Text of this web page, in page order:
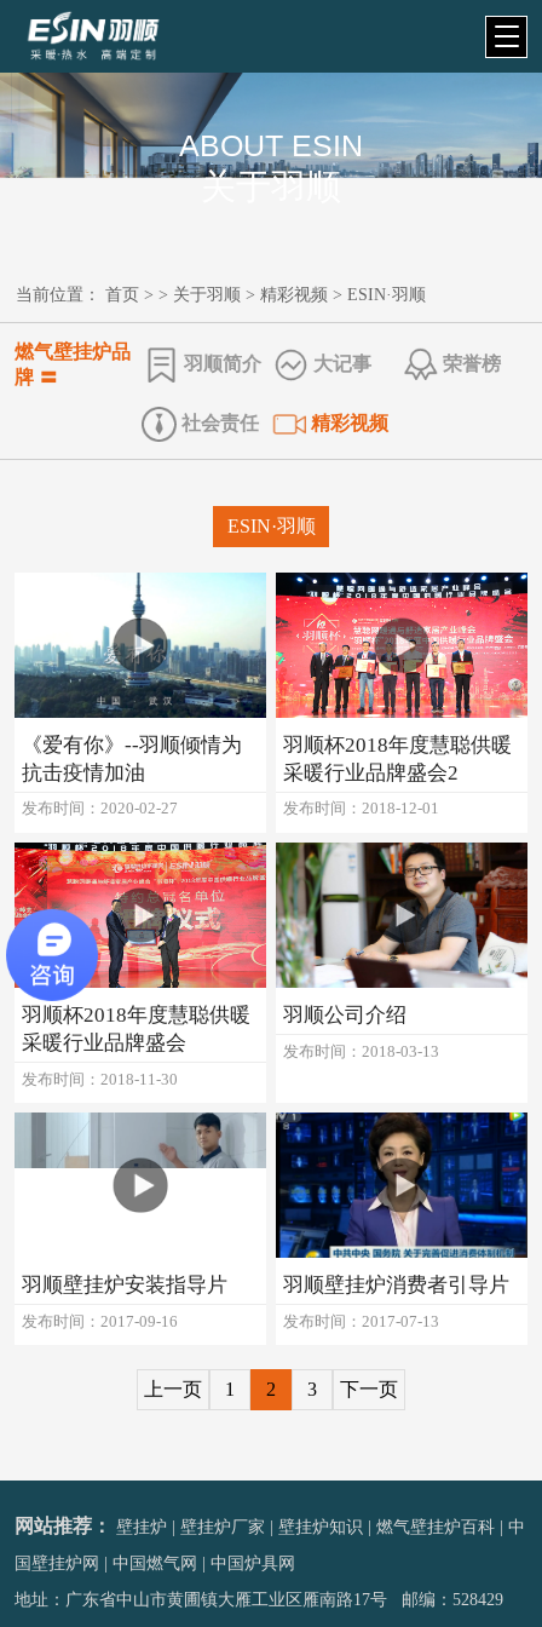
ABOUT ESIN
关于羽顺
当前位置：首页 > > 关于羽顺 >精彩视频 >ESIN·羽顺
燃气壁挂炉品
牌 〓
羽顺简介 ​大记事 荣誉榜
社会责任 精彩视频
ESIN·羽顺
《爱有你》--羽顺倾情为
抗击疫情加油
发布时间：2020-02-27
羽顺杯2018年度慧聪供暖
采暖行业品牌盛会2
发布时间：2018-12-01
羽顺杯2018年度慧聪供暖
采暖行业品牌盛会
发布时间：2018-11-30
羽顺公司介绍
发布时间：2018-03-13
羽顺壁挂炉安装指导片
发布时间：2017-09-16
羽顺壁挂炉消费者引导片
发布时间：2017-07-13
上一页 1 2 3 下一页
网站推荐： 壁挂炉 |壁挂炉厂家 |壁挂炉知识 |燃气壁挂炉百科 |中
国壁挂炉网
|中国燃气网 |中国炉具网
地址：广东省中山市黄圃镇大雁工业区雁南路17号 邮编：528429